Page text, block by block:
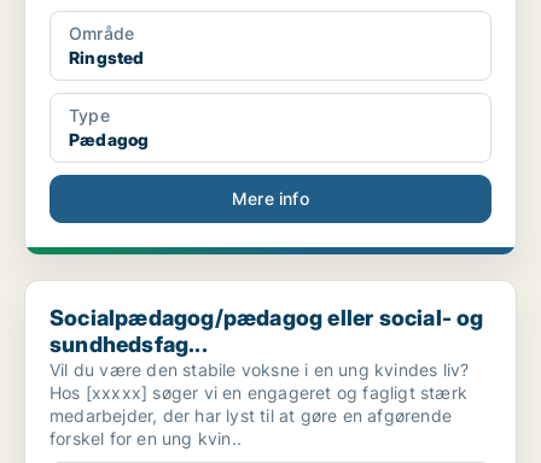
Område
Ringsted
Type
Pædagog
Mere info
Socialpædagog/pædagog eller social- og sundhedsfag...
Socialpædagog/pædagog eller social- og
sundhedsfag...
Vil du være den stabile voksne i en ung kvindes liv?
Hos [xxxxx] søger vi en engageret og fagligt stærk
medarbejder, der har lyst til at gøre en afgørende
forskel for en ung kvin..